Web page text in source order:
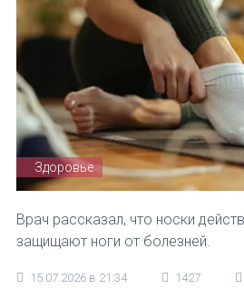
Здоровье
Врач рассказал, что носки
защищают ноги от болезней.
15.07.2026 в 21:34 1427